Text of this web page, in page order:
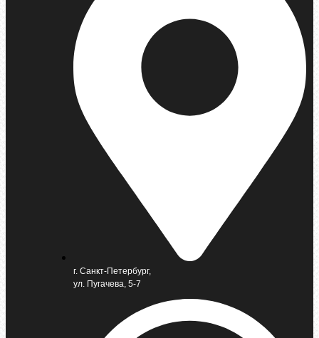
г. Санкт-Петербург,
ул. Пугачева, 5-7